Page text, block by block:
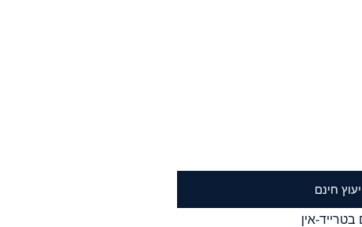
חינם
אין